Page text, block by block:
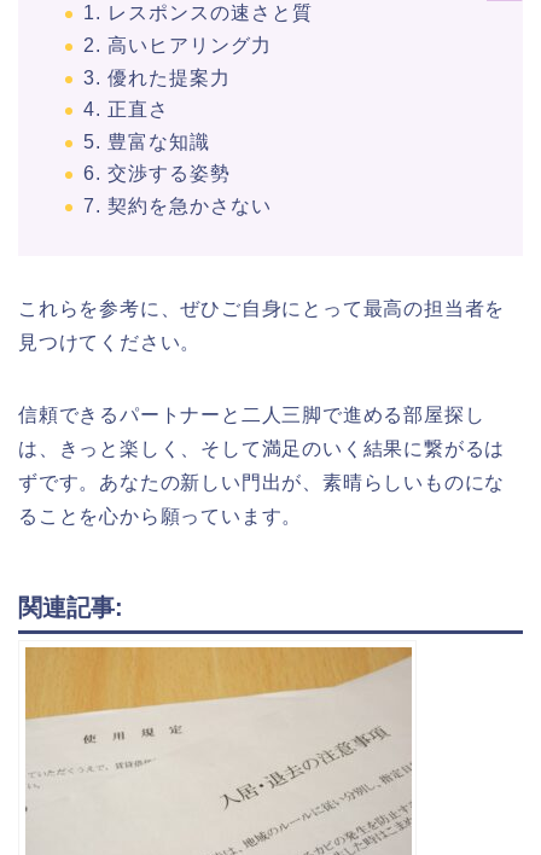
1. レスポンスの速さと質
2. 高いヒアリング力
3. 優れた提案力
4. 正直さ
5. 豊富な知識
6. 交渉する姿勢
7. 契約を急かさない
これらを参考に、ぜひご自身にとって最高の担当者を
見つけてください。
信頼できるパートナーと二人三脚で進める部屋探し
は、きっと楽しく、そして満足のいく結果に繋がるは
ずです。あなたの新しい門出が、素晴らしいものにな
ることを心から願っています。
関連記事: